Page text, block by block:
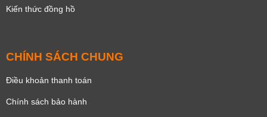
Kiến thức đồng hồ
CHÍNH SÁCH CHUNG
Điều khoản thanh toán
Chính sách bảo hành